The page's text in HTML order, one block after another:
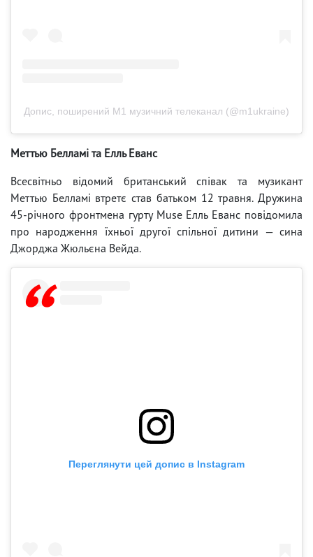
Допис, поширений M1 музичний телеканал (@m1ukraine)
Меттью Белламі та Елль Еванс
Всесвітньо відомий британський співак та музикант
Меттью Белламі втретє став батьком 12 травня. Дружина
45-річного фронтмена гурту Muse Елль Еванс повідомила
про народження їхньої другої спільної дитини — сина
Джорджа Жюльєна Вейда.
Переглянути цей допис в Instagram